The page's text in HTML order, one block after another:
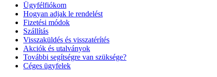
Ügyfélfiókom
Hogyan adjak le rendelést
Fizetési módok
Szállítás
Visszaküldés és visszatérítés
Akciók és utalványok
További segítségre van szüksége?
Céges ügyfelek